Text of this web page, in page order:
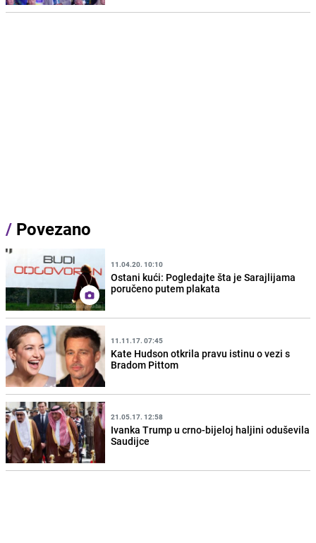
/ Povezano
11.04.20. 10:10
Ostani kući: Pogledajte šta je Sarajlijama
poručeno putem plakata
11.11.17. 07:45
Kate Hudson otkrila pravu istinu o vezi s
Bradom Pittom
21.05.17. 12:58
Ivanka Trump u crno-bijeloj haljini oduševila
Saudijce